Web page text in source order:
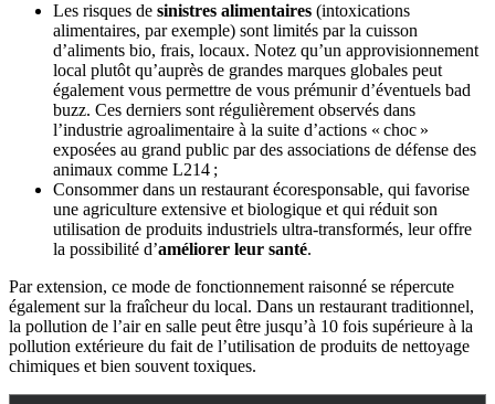
Les risques de sinistres alimentaires (intoxications
alimentaires, par exemple) sont limités par la cuisson
d’aliments bio, frais, locaux. Notez qu’un approvisionnement
local plutôt qu’auprès de grandes marques globales peut
également vous permettre de vous prémunir d’éventuels bad
buzz. Ces derniers sont régulièrement observés dans
l’industrie agroalimentaire à la suite d’actions « choc »
exposées au grand public par des associations de défense des
animaux comme L214 ;
Consommer dans un restaurant écoresponsable, qui favorise
une agriculture extensive et biologique et qui réduit son
utilisation de produits industriels ultra-transformés, leur offre
la possibilité d’améliorer leur santé.
Par extension, ce mode de fonctionnement raisonné se répercute
également sur la fraîcheur du local. Dans un restaurant traditionnel,
la pollution de l’air en salle peut être jusqu’à 10 fois supérieure à la
pollution extérieure du fait de l’utilisation de produits de nettoyage
chimiques et bien souvent toxiques.